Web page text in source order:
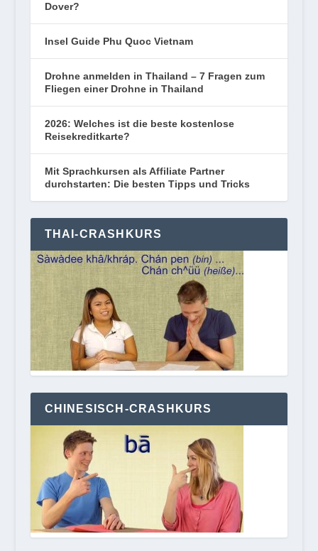
Dover?
Insel Guide Phu Quoc Vietnam
Drohne anmelden in Thailand – 7 Fragen zum
Fliegen einer Drohne in Thailand
2026: Welches ist die beste kostenlose
Reisekreditkarte?
Mit Sprachkursen als Affiliate Partner
durchstarten: Die besten Tipps und Tricks
THAI-CRASHKURS
CHINESISCH-CRASHKURS